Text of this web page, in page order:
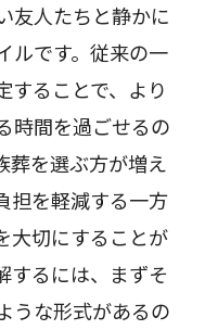
功事例
るポイント
葬選びのコツ
族葬の選択
用削減術
極める
び方
を重視したプラ
友人たちと静かに
ルです。従来の一
することで、より
時間を過ごせるの
葬を選ぶ方が増え
担を軽減する一方
大切にすることが
するには、まずそ
うな形式があるの